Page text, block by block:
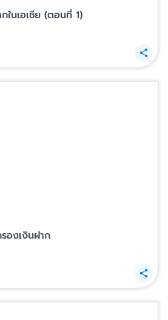
ในเอเชีย (ตอนที่ 1)
องเงินฝาก